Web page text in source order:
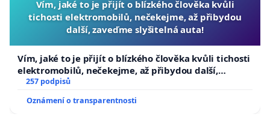
Vím, jaké to je přijít o blízkého člověka kvůli
tichosti elektromobilů, nečekejme, až přibydou
další, zaveďme slyšitelná auta!
Vím, jaké to je přijít o blízkého člověka kvůli tichosti
elektromobilů, nečekejme, až přibydou další,
zaveďme slyšitelná auta!
257 podpisů
Oznámení o transparentnosti